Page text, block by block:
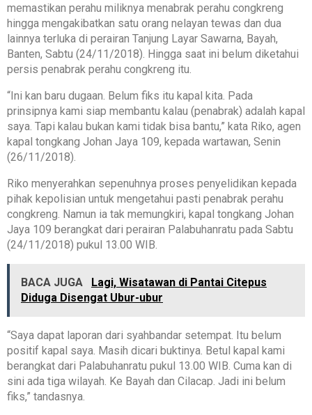
memastikan perahu miliknya menabrak perahu congkreng
hingga mengakibatkan satu orang nelayan tewas dan dua
lainnya terluka di perairan Tanjung Layar Sawarna, Bayah,
Banten, Sabtu (24/11/2018). Hingga saat ini belum diketahui
persis penabrak perahu congkreng itu.
“Ini kan baru dugaan. Belum fiks itu kapal kita. Pada
prinsipnya kami siap membantu kalau (penabrak) adalah kapal
saya. Tapi kalau bukan kami tidak bisa bantu,” kata Riko, agen
kapal tongkang Johan Jaya 109, kepada wartawan, Senin
(26/11/2018).
Riko menyerahkan sepenuhnya proses penyelidikan kepada
pihak kepolisian untuk mengetahui pasti penabrak perahu
congkreng. Namun ia tak memungkiri, kapal tongkang Johan
Jaya 109 berangkat dari perairan Palabuhanratu pada Sabtu
(24/11/2018) pukul 13.00 WIB.
BACA JUGA
Lagi, Wisatawan di Pantai Citepus
Diduga Disengat Ubur-ubur
“Saya dapat laporan dari syahbandar setempat. Itu belum
positif kapal saya. Masih dicari buktinya. Betul kapal kami
berangkat dari Palabuhanratu pukul 13.00 WIB. Cuma kan di
sini ada tiga wilayah. Ke Bayah dan Cilacap. Jadi ini belum
fiks,” tandasnya.